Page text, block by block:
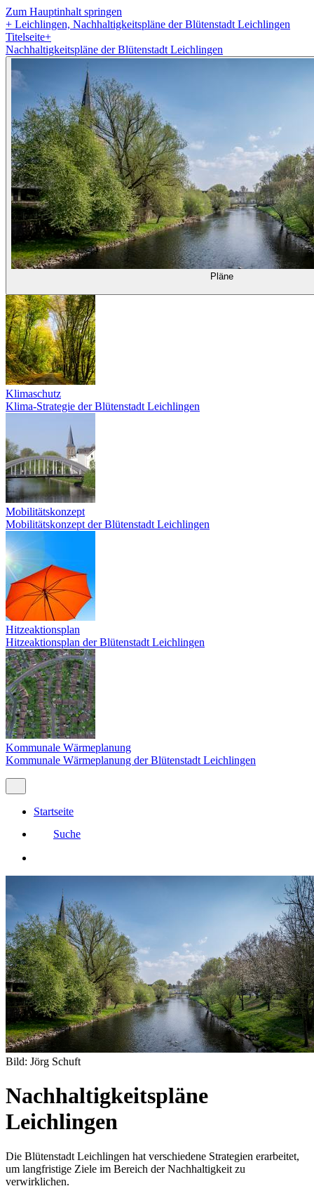
Zum Hauptinhalt springen
+ Leichlingen, Nachhaltigkeitspläne der Blütenstadt Leichlingen
Titelseite+
Nachhaltigkeitspläne der Blütenstadt Leichlingen
Pläne
Klimaschutz
Klima-Strategie der Blütenstadt Leichlingen
Mobilitätskonzept
Mobilitätskonzept der Blütenstadt Leichlingen
Hitzeaktionsplan
Hitzeaktionsplan der Blütenstadt Leichlingen
Kommunale Wärmeplanung
Kommunale Wärmeplanung der Blütenstadt Leichlingen
Startseite
Suche
Bild: Jörg Schuft
Nachhaltigkeitspläne
Leichlingen
Die Blütenstadt Leichlingen hat verschiedene Strategien erarbeitet,
um langfristige Ziele im Bereich der Nachhaltigkeit zu
verwirklichen.